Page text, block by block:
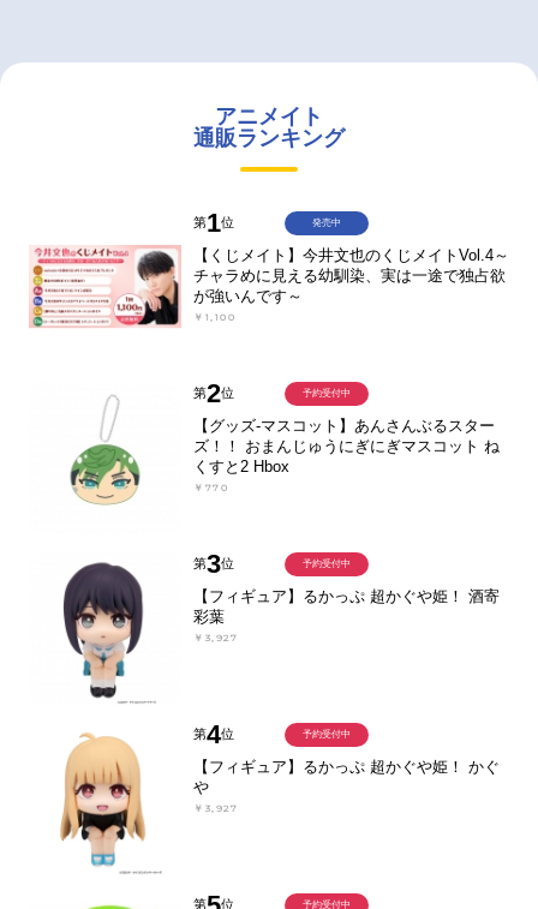
アニメイト
通販ランキング
第1位
【くじメイト】今井文也のくじメイトVol.4～
チャラめに見える幼馴染、実は一途で独占欲
が強いんです～
￥1,100
発売中
第2位
【グッズ-マスコット】あんさんぶるスター
ズ！！ おまんじゅうにぎにぎマスコット ね
くすと2 Hbox
￥770
予約受付中
第3位
【フィギュア】るかっぷ 超かぐや姫！ 酒寄
彩葉
￥3,927
予約受付中
第4位
【フィギュア】るかっぷ 超かぐや姫！ かぐ
や
￥3,927
予約受付中
第 位 予約受付中